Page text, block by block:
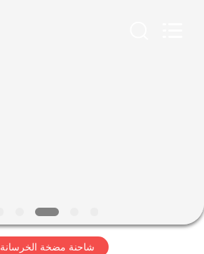
عرض
شاحنة مضخة الخرسانة